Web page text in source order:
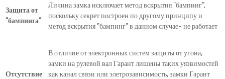
Защита от
"бампинга"
Личина замка исключает метод вскрытия "бампинг",
поскольку секрет построен по другому принципу и
метод вскрытия "бампинг" в данном случае- не работает
Отсутствие
В отличие от электронных систем защиты от угона,
замки на рулевой вал Гарант лишены таких уязвимостей
как канал связи или элетрозависимость, замки Гарант